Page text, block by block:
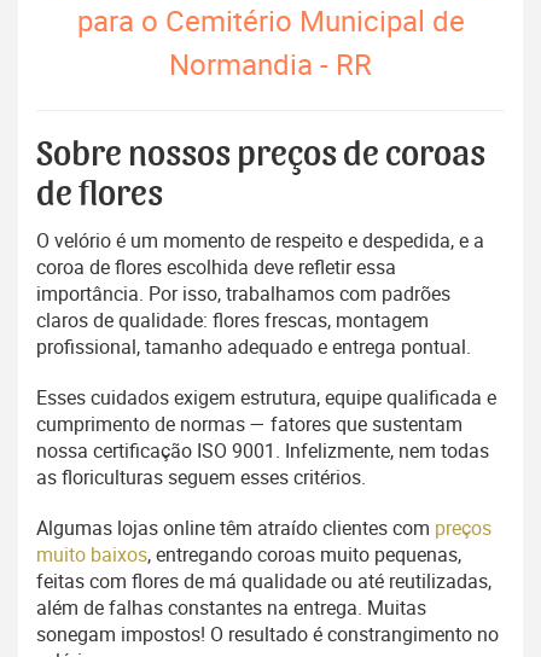
para o Cemitério Municipal de
Normandia - RR
Sobre nossos preços de coroas
de flores
O velório é um momento de respeito e despedida, e a
coroa de flores escolhida deve refletir essa
importância. Por isso, trabalhamos com padrões
claros de qualidade: flores frescas, montagem
profissional, tamanho adequado e entrega pontual.
Esses cuidados exigem estrutura, equipe qualificada e
cumprimento de normas — fatores que sustentam
nossa certificação ISO 9001. Infelizmente, nem todas
as floriculturas seguem esses critérios.
Algumas lojas online têm atraído clientes com preços
muito baixos, entregando coroas muito pequenas,
feitas com flores de má qualidade ou até reutilizadas,
além de falhas constantes na entrega. Muitas
sonegam impostos! O resultado é constrangimento no